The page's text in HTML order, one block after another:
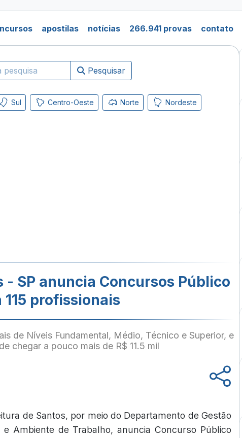
apostilas notícias 266.941 provas contato
Pesquisar
Sul Centro-Oeste Norte Nordeste
- SP anuncia Concursos Público
115 profissionais
de Níveis Fundamental, Médio, Técnico e Superior, e
chegar a pouco mais de R$ 11.5 mil
de Santos, por meio do Departamento de Gestão
e Ambiente de Trabalho, anuncia Concurso Público